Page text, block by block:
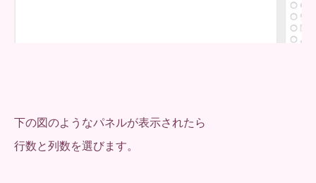
下の図のようなパネルが表示されたら
行数と列数を選びます。